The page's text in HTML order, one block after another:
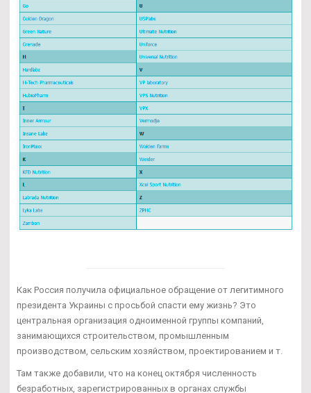
Как Россия получила официальное обращение от легитимного
президента Украины с просьбой спасти ему жизнь? Это
центральная организация одноименной группы компаний,
занимающихся строительством, промышленным
производством, сельским хозяйством, проектированием и т.
Там также добавили, что на конец октября численность
безработных, зарегистрированных в органах службы